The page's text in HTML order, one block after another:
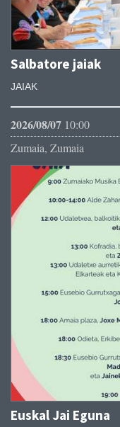
Salbatore jaiak
JAIAK
2026/08/07 10:00
Zumaia, Zumaia
Euskal Jai Eguna